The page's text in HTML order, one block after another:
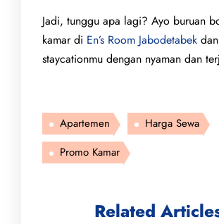
Jadi, tunggu apa lagi? Ayo buruan
kamar di En’s Room Jabodetabek
staycationmu dengan nyaman dan
Apartemen
Harga Sewa
Promo Kamar
Related